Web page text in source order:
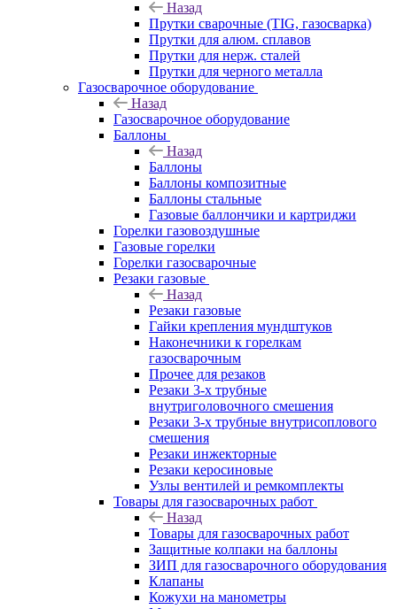
Назад
Прутки сварочные (TIG, газосварка)
Прутки для алюм. сплавов
Прутки для нерж. сталей
Прутки для черного металла
Газосварочное оборудование
Назад
Газосварочное оборудование
Баллоны
Назад
Баллоны
Баллоны композитные
Баллоны стальные
Газовые баллончики и картриджи
Горелки газовоздушные
Газовые горелки
Горелки газосварочные
Резаки газовые
Назад
Резаки газовые
Гайки крепления мундштуков
Наконечники к горелкам
газосварочным
Прочее для резаков
Резаки 3-х трубные
внутриголовочного смешения
Резаки 3-х трубные внутрисоплового
смешения
Резаки инжекторные
Резаки керосиновые
Узлы вентилей и ремкомплекты
Товары для газосварочных работ
Назад
Товары для газосварочных работ
Защитные колпаки на баллоны
ЗИП для газосварочного оборудования
Клапаны
Кожухи на манометры